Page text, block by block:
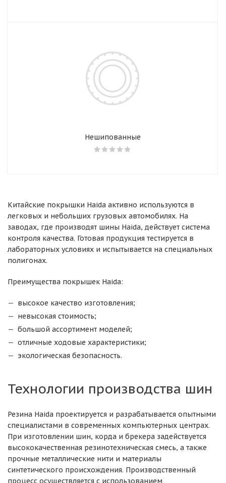
Нешипованные
Китайские покрышки Haida активно используются в
легковых и небольших грузовых автомобилях. На
заводах, где производят шины Haida, действует система
контроля качества. Готовая продукция тестируется в
лабораторных условиях и испытывается на специальных
полигонах.
Преимущества покрышек Haida:
высокое качество изготовления;
невысокая стоимость;
большой ассортимент моделей;
отличные ходовые характеристики;
экологическая безопасность.
Технологии производства шин
Резина Haida проектируется и разрабатывается опытными
специалистами в современных компьютерных центрах.
При изготовлении шин, корда и брекера задействуется
высококачественная резинотехническая смесь, а также
прочные металлические нити и материалы
синтетического происхождения. Производственный
процесс осуществляется с использованием